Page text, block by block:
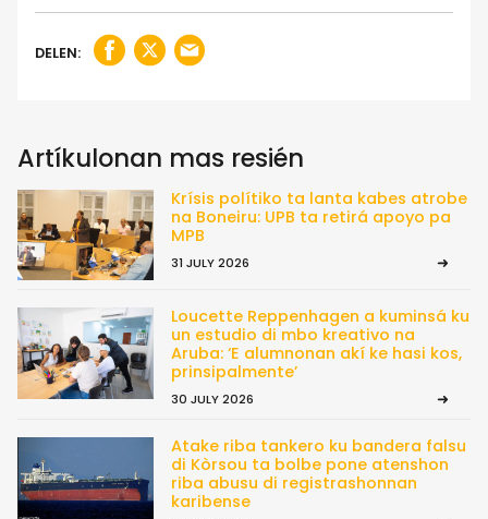
DELEN:
Artíkulonan mas resién
Krísis polítiko ta lanta kabes atrobe
na Boneiru: UPB ta retirá apoyo pa
MPB
31 JULY 2026
Loucette Reppenhagen a kuminsá ku
un estudio di mbo kreativo na
Aruba: ‘E alumnonan akí ke hasi kos,
prinsipalmente’
30 JULY 2026
Atake riba tankero ku bandera falsu
di Kòrsou ta bolbe pone atenshon
riba abusu di registrashonnan
karibense